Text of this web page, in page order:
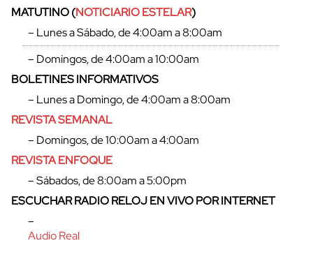
cerrar
MATUTINO (NOTICIARIO ESTELAR)
– Lunes a Sábado, de 4:00am a 8:00am
– Domingos, de 4:00am a 10:00am
BOLETINES INFORMATIVOS
– Lunes a Domingo, de 4:00am a 8:00am
REVISTA SEMANAL
– Domingos, de 10:00am a 4:00am
REVISTA ENFOQUE
– Sábados, de 8:00am a 5:00pm
ESCUCHAR RADIO RELOJ EN VIVO POR INTERNET
–
Audio Real